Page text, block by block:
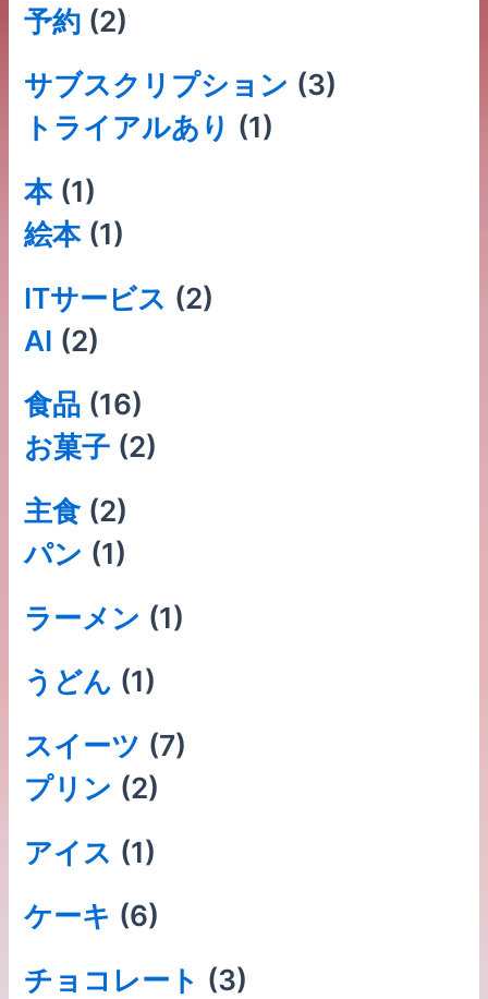
予約 (2)
サブスクリプション (3)
トライアルあり (1)
本(1)
絵本(1)
ITサービス (2)
AI (2)
食品 (16)
お菓子 (2)
主食(2)
パン (1)
ラーメン (1)
うどん (1)
スイーツ (7)
プリン (2)
アイス (1)
ケーキ (6)
チョコレート (3)